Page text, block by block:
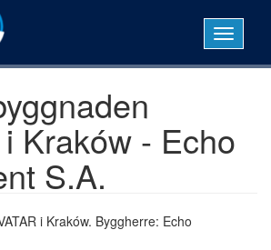
Toggle
i Kraków - Echo
S.A.
i Kraków. Byggherre: Echo